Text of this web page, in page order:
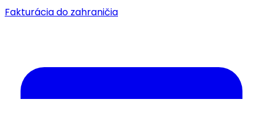
Fakturácia do zahraničia